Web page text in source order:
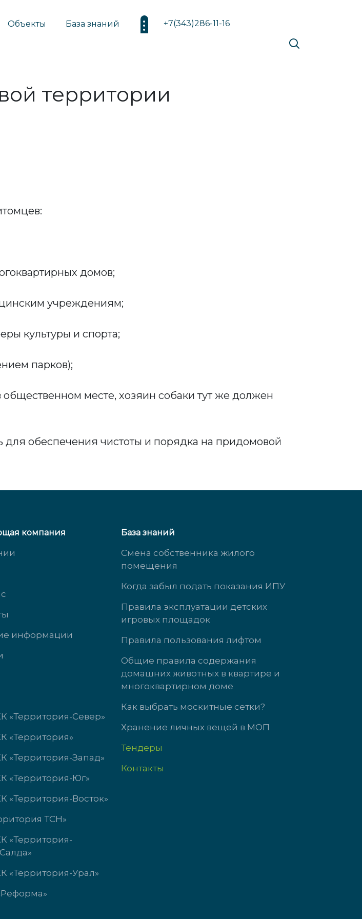
+7(343)286-11-16
Объекты База знаний
территории
домов;
учреждениям;
культуры и спорта;
парков);
месте, хозяин собаки тут же должен
для обеспечения чистоты и порядка на придомовой
ул. Южногорская, д. 11
доб. 3323
пн-чт с 9:00 до 18:00
пт с 9:00 до 17:00
сб-вс выходной
компания
информации
«Территория-Север»
«Территория»
«Территория-Запад»
«Территория-Юг»
«Территория-Восток»
ТСН»
«Территория-
«Территория-Урал»
База знаний
Смена собственника жилого
помещения
Когда забыл подать показания ИПУ
Правила эксплуатации детских
игровых площадок
Правила пользования лифтом
Общие правила содержания
домашних животных в квартире и
многоквартирном доме
Как выбрать москитные сетки?
Хранение личных вещей в МОП
Тендеры
Контакты